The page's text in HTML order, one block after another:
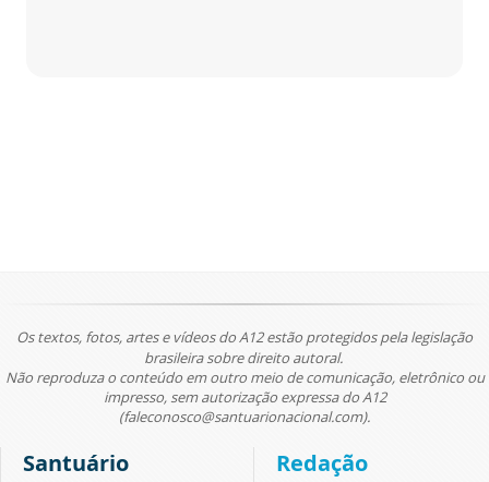
Os textos, fotos, artes e vídeos do A12 estão protegidos pela legislação
brasileira sobre direito autoral.
Não reproduza o conteúdo em outro meio de comunicação, eletrônico ou
impresso, sem autorização expressa do A12
(faleconosco@santuarionacional.com).
Santuário Redação